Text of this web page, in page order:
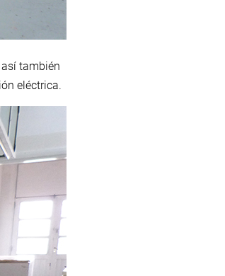
también
eléctrica.